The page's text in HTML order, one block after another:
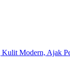
Modern, Ajak